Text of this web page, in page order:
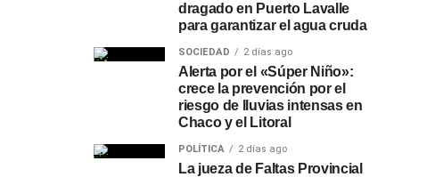
dragado en Puerto Lavalle
para garantizar el agua cruda
SOCIEDAD 2 días ago
Alerta por el «Súper Niño»:
crece la prevención por el
riesgo de lluvias intensas en
Chaco y el Litoral
POLÍTICA 2 días ago
La jueza de Faltas Provincial